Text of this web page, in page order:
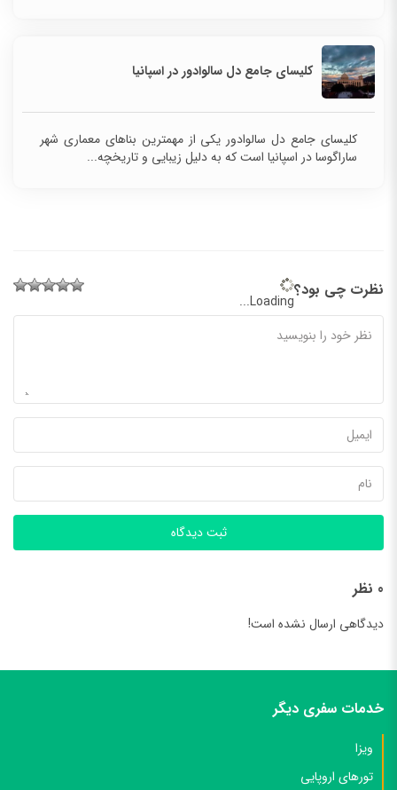
کلیسای جامع دل سالوادور در اسپانیا
کلیسای جامع دل سالوادور یکی از مهمترین بناهای معماری شهر
ساراگوسا در اسپانیا است که به دلیل زیبایی و تاریخچه...
نظرت چی بود؟
Loading...
ثبت دیدگاه
0 نظر
دیدگاهی ارسال نشده است!
خدمات سفری دیگر
ویزا
تورهای اروپایی